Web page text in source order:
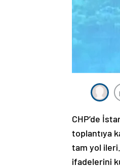
CHP’de
toplantıya
tam yol
ifadelerini